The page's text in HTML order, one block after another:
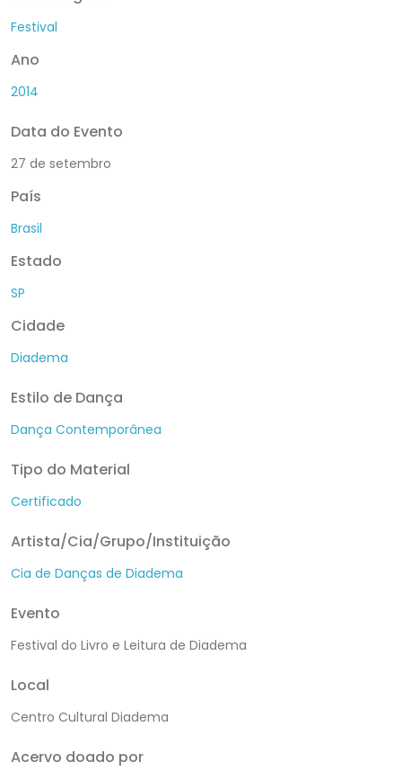
Festival
Ano
2014
Data do Evento
27 de setembro
País
Brasil
Estado
SP
Cidade
Diadema
Estilo de Dança
Dança Contemporânea
Tipo do Material
Certificado
Artista/Cia/Grupo/Instituição
Cia de Danças de Diadema
Evento
Festival do Livro e Leitura de Diadema
Local
Centro Cultural Diadema
Acervo doado por